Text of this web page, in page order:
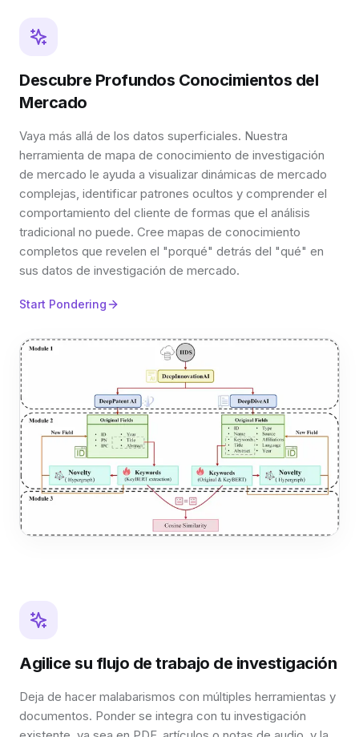
Descubre Profundos Conocimientos del
Mercado
Vaya más allá de los datos superficiales. Nuestra
herramienta de mapa de conocimiento de investigación
de mercado le ayuda a visualizar dinámicas de mercado
complejas, identificar patrones ocultos y comprender el
comportamiento del cliente de formas que el análisis
tradicional no puede. Cree mapas de conocimiento
completos que revelen el "porqué" detrás del "qué" en
sus datos de investigación de mercado.
Start Pondering
Agilice su flujo de trabajo de investigación
Deja de hacer malabarismos con múltiples herramientas y
documentos. Ponder se integra con tu investigación